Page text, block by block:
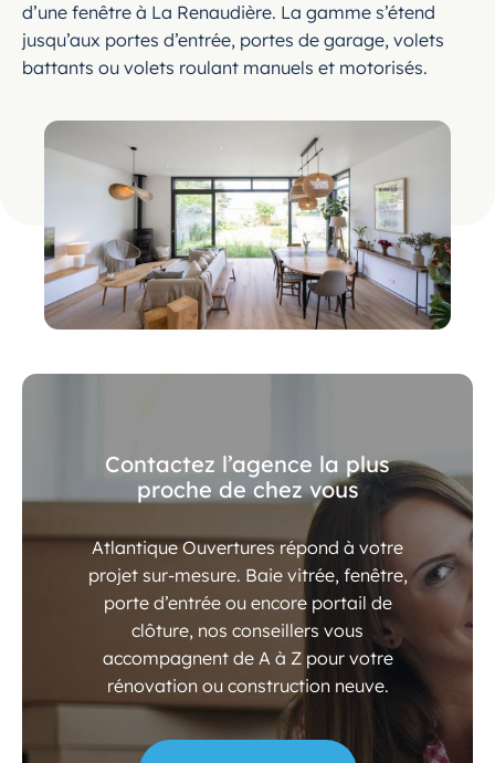
d’une fenêtre à La Renaudière. La gamme s’étend
jusqu’aux portes d’entrée, portes de garage, volets
battants ou volets roulant manuels et motorisés.
Contactez l’agence la plus
proche de chez vous
Atlantique Ouvertures répond à votre
projet sur-mesure. Baie vitrée, fenêtre,
porte d’entrée ou encore portail de
clôture, nos conseillers vous
accompagnent de A à Z pour votre
rénovation ou construction neuve.